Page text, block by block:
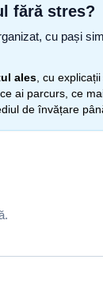
fără stres?
cu pași
ales , cu
ai parcurs, ce
de învățare